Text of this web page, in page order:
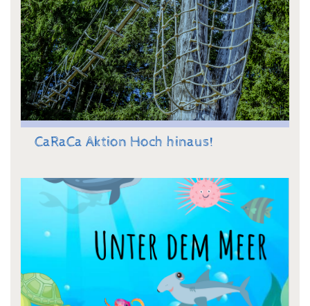
CaRaCa Aktion Hoch hinaus!